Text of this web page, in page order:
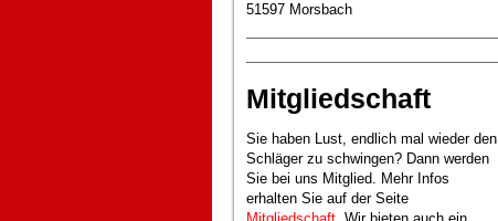
51597 Morsbach
Mitgliedschaft
Sie haben Lust, endlich mal wieder den
Schläger zu schwingen? Dann werden
Sie bei uns Mitglied. Mehr Infos
erhalten Sie auf der Seite